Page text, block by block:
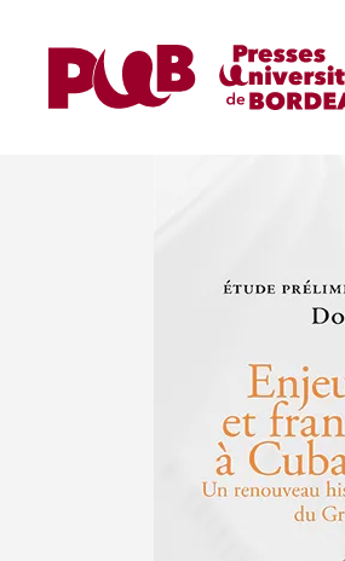
Enjeux coloniaux et